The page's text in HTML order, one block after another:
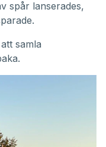
spår lanserades,
samla